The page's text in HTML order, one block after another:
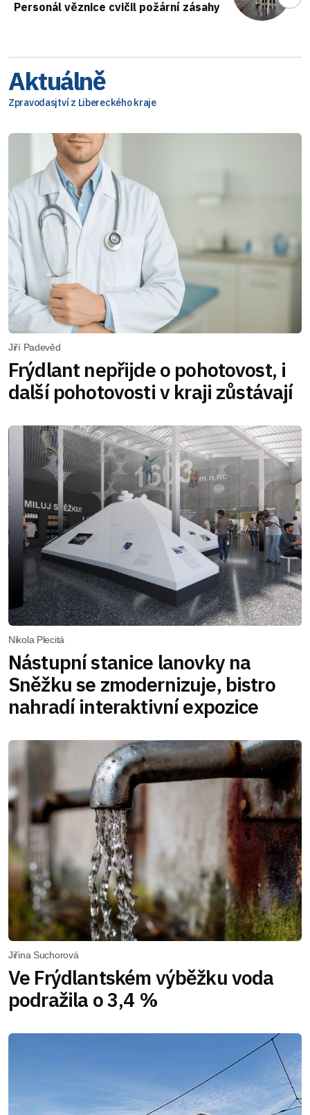
Personál věznice cvičil požární zásahy
Aktuálně
Zpravodasjtví z Libereckého kraje
Jiří Padevěd
Frýdlant nepřijde o pohotovost, i
další pohotovosti v kraji zůstávají
Nikola Plecitá
Nástupní stanice lanovky na
Sněžku se zmodernizuje, bistro
nahradí interaktivní expozice
Jiřina Suchorová
Ve Frýdlantském výběžku voda
podražila o 3,4 %